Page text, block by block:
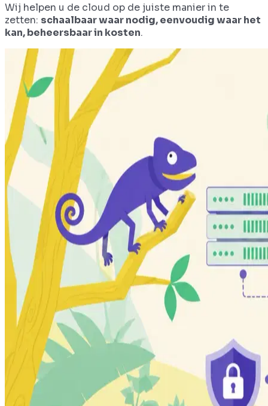
Wij helpen u de cloud op de juiste manier in te
zetten: schaalbaar waar nodig, eenvoudig waar het
kan, beheersbaar in kosten.